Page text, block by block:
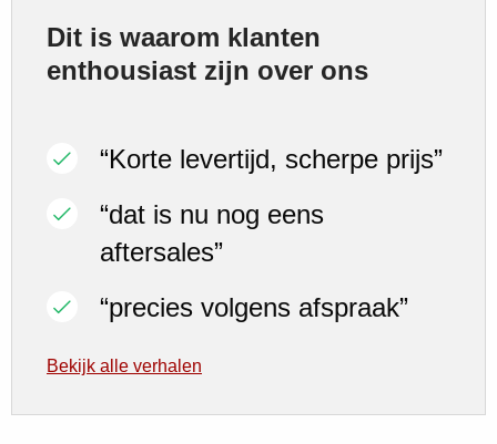
Dit is waarom klanten
enthousiast zijn over ons
“Korte levertijd, scherpe prijs”
“dat is nu nog eens
aftersales”
“precies volgens afspraak”
Bekijk alle verhalen